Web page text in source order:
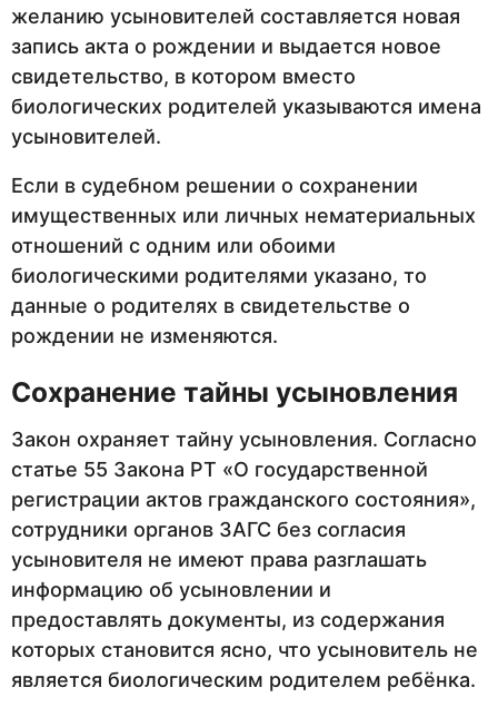
желанию усыновителей составляется новая
запись акта о рождении и выдается новое
свидетельство, в котором вместо
биологических родителей указываются имена
усыновителей.
Если в судебном решении о сохранении
имущественных или личных нематериальных
отношений с одним или обоими
биологическими родителями указано, то
данные о родителях в свидетельстве о
рождении не изменяются.
Сохранение тайны усыновления
Закон охраняет тайну усыновления. Согласно
статье 55 Закона РТ «О государственной
регистрации актов гражданского состояния»,
сотрудники органов ЗАГС без согласия
усыновителя не имеют права разглашать
информацию об усыновлении и
предоставлять документы, из содержания
которых становится ясно, что усыновитель не
является биологическим родителем ребёнка.